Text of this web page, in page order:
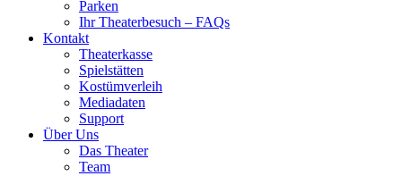
Parken
Ihr Theaterbesuch – FAQs
Kontakt
Theaterkasse
Spielstätten
Kostümverleih
Mediadaten
Support
Über Uns
Das Theater
Team